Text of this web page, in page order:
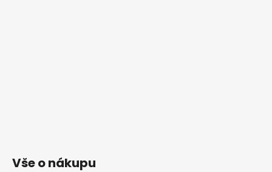
Vše o nákupu